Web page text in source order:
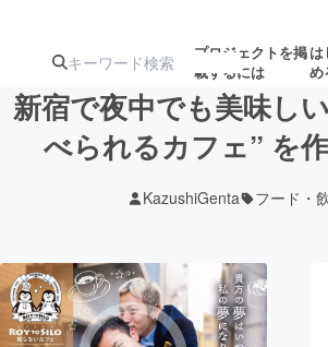
プロジェクトを掲
載するには
は
め
ターン
ジェクト
募集終
ロジェ
アート・写真
新宿で夜中でも美味し
べられるカフェ” を
KazushiGenta フード・